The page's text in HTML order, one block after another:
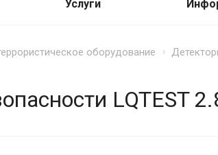
Услуги
оборудование
LQTEST